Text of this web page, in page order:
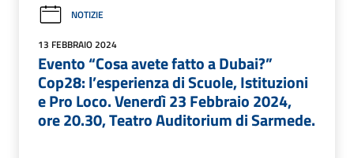
NOTIZIE
13 FEBBRAIO 2024
Evento “Cosa avete fatto a Dubai?”
Cop28: l’esperienza di Scuole, Istituzioni
e Pro Loco. Venerdì 23 Febbraio 2024,
ore 20.30, Teatro Auditorium di Sarmede.